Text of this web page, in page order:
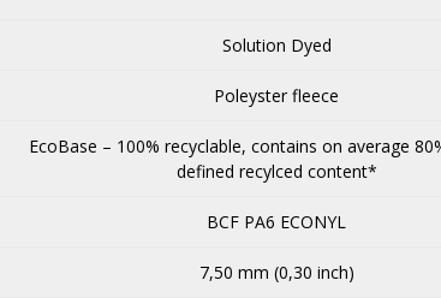
Solution Dyed
Poleyster fleece
EcoBase – 100% recyclable, contains on average
defined recylced content*
BCF PA6 ECONYL
7,50 mm (0,30 inch)